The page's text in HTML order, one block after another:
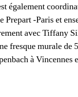
également
Prepart -Paris et
avec Tiffany
fresque murale de
à Vincennes